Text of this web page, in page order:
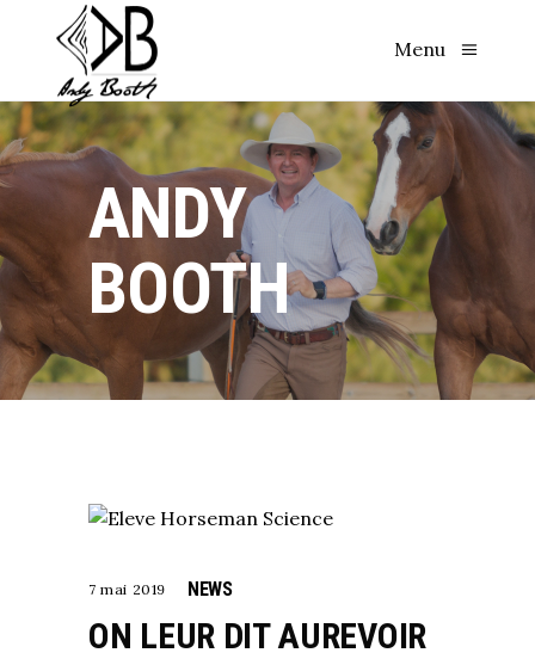
Menu
ANDY
BOOTH
7 mai 2019 NEWS
ON LEUR DIT AUREVOIR